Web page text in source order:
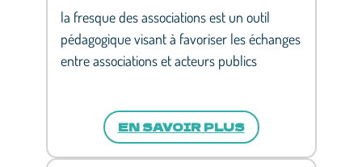
la fresque des associations est un outil
pédagogique visant à favoriser les échanges
entre associations et acteurs publics
EN SAVOIR PLUS